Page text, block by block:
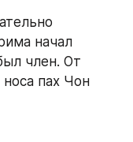
начал
член. От
пах Чон